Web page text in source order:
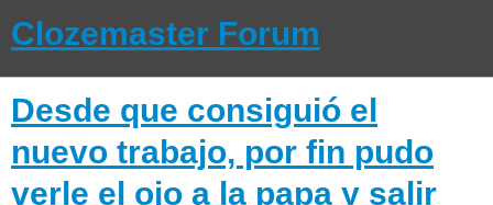
Clozemaster Forum
Desde que consiguió el
nuevo trabajo, por fin pudo
verle el ojo a la papa y salir